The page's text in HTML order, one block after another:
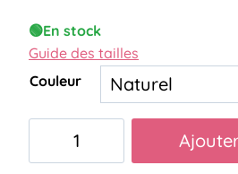
🟢En stock
Guide des tailles
Couleur